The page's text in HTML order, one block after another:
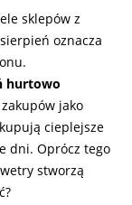
sklepów z
oznacza
hurtowo
jako
cieplejsze
dni. Oprócz tego
stworzą